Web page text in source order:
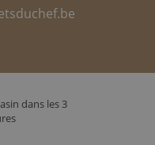
dans les 3